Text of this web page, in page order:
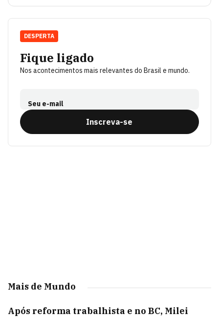
Fique ligado
Nos acontecimentos mais relevantes do Brasil e mundo.
Seu e-mail
Inscreva-se
DESPERTA
Mais de Mundo
Após reforma trabalhista e no BC, Milei